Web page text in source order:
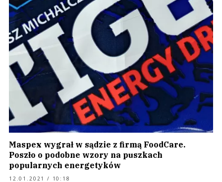
Maspex wygrał w sądzie z firmą FoodCare.
Poszło o podobne wzory na puszkach
popularnych energetyków
12.01.2021 / 10:18